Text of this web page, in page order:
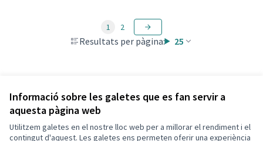
Informació sobre les galetes que es fan servir a
aquesta pàgina web
Utilitzem galetes en el nostre lloc web per a millorar el rendiment i el
contingut d'aquest. Les galetes ens permeten oferir una experiència
Resultats per pàgina: 25
1 2
Veure totes les propostes retirades
Termes i condicions d'ús